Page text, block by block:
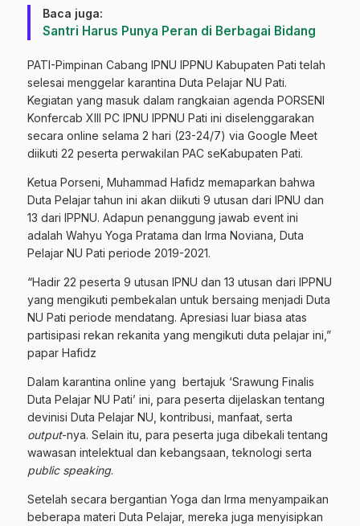
Baca juga:
Santri Harus Punya Peran di Berbagai Bidang
PATI-Pimpinan Cabang IPNU IPPNU Kabupaten Pati telah
selesai menggelar karantina Duta Pelajar NU Pati.
Kegiatan yang masuk dalam rangkaian agenda PORSENI
Konfercab XIII PC IPNU IPPNU Pati ini diselenggarakan
secara online selama 2 hari (23-24/7) via Google Meet
diikuti 22 peserta perwakilan PAC seKabupaten Pati.
Ketua Porseni, Muhammad Hafidz memaparkan bahwa
Duta Pelajar tahun ini akan diikuti 9 utusan dari IPNU dan
13 dari IPPNU. Adapun penanggung jawab event ini
adalah Wahyu Yoga Pratama dan Irma Noviana, Duta
Pelajar NU Pati periode 2019-2021.
“Hadir 22 peserta 9 utusan IPNU dan 13 utusan dari IPPNU
yang mengikuti pembekalan untuk bersaing menjadi Duta
NU Pati periode mendatang. Apresiasi luar biasa atas
partisipasi rekan rekanita yang mengikuti duta pelajar ini,”
papar Hafidz
Dalam karantina online yang bertajuk ‘Srawung Finalis
Duta Pelajar NU Pati’ ini, para peserta dijelaskan tentang
devinisi Duta Pelajar NU, kontribusi, manfaat, serta
output-nya. Selain itu, para peserta juga dibekali tentang
wawasan intelektual dan kebangsaan, teknologi serta
public speaking.
Setelah secara bergantian Yoga dan Irma menyampaikan
beberapa materi Duta Pelajar, mereka juga menyisipkan